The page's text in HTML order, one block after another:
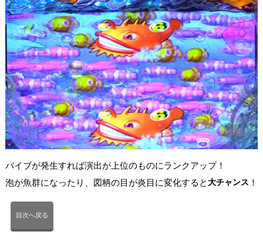
バイブが発生すれば演出が上位のものにランクアップ！
泡が魚群になったり、図柄の目が炎目に変化すると大チャンス ！
目次へ戻る